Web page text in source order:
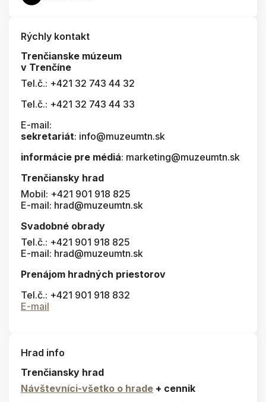
Rýchly kontakt
Trenčianske múzeum
v Trenčíne
Tel.č.: +421 32 743 44 32
Tel.č.: +421 32 743 44 33
E-mail:
sekretariát: info@muzeumtn.sk
informácie pre médiá: marketing@muzeumtn.sk
Trenčiansky hrad
Mobil: +421 901 918 825
E-mail: hrad@muzeumtn.sk
Svadobné obrady
Tel.č.: +421 901 918 825
E-mail: hrad@muzeumtn.sk
Prenájom hradných priestorov
Tel.č.: +421 901 918 832
E-mail
Hrad info
Trenčiansky hrad
Návštevníci-všetko o hrade + cennik